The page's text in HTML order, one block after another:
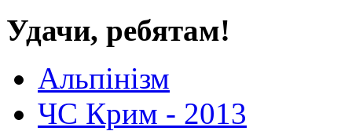
Удачи, ребятам!
Альпінізм
ЧС Крим - 2013